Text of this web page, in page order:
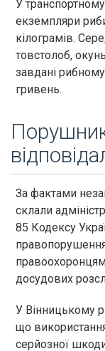
У
екземпляри
кілограмів.
товстолоб,
завдані
гривень.
За фактами
склали
85 Кодексу
досудових
У Вінницькому
що
серйозної